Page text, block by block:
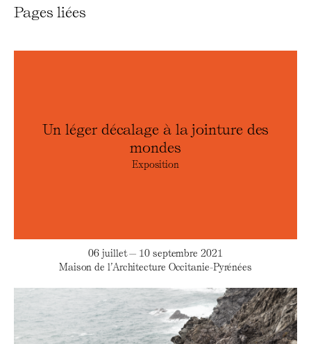
Pages liées
Un léger décalage à la jointure des
mondes
Exposition
06 juillet — 10 septembre 2021
Maison de l’Architecture Occitanie-Pyrénées